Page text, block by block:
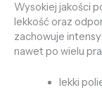
Wysokiej jakości
lekkość oraz
zachowuje
nawet po wielu
lekki